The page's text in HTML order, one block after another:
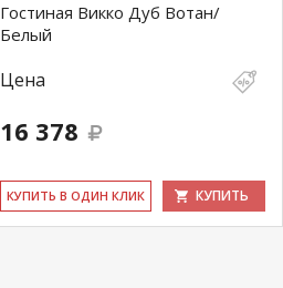
Гостиная Викко Дуб Вотан/
Белый
Цена
16 378
КУ­ПИТЬ В ОДИН КЛИК КУПИТЬ